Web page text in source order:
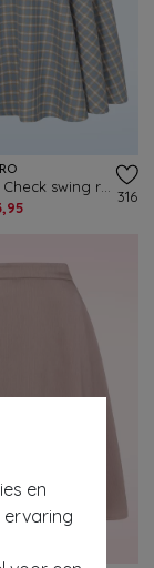
en
ervaring
316